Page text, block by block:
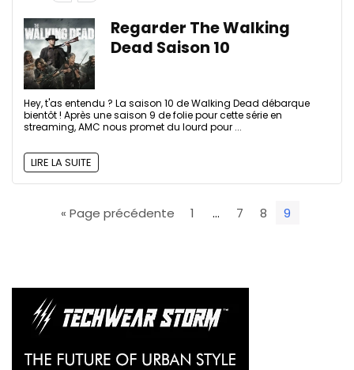
Regarder The Walking
Dead Saison 10
Hey, t'as entendu ? La saison 10 de Walking Dead débarque
bientôt ! Après une saison 9 de folie pour cette série en
streaming, AMC nous promet du lourd pour ...
LIRE LA SUITE
« Page précédente 1 … 7 8 9